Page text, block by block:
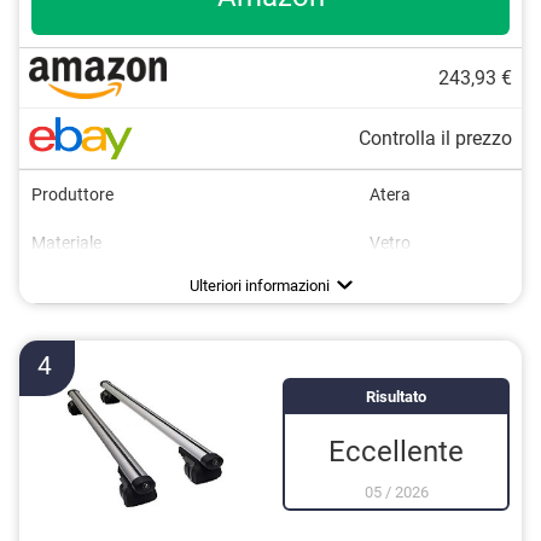
243,93 €
Controlla il prezzo
Produttore Atera
Materiale
Vetro
È chiudibile a chiave
Ulteriori informazioni
4
Risultato
Eccellente
05/ 2026